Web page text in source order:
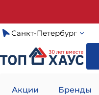
Санкт-Петербург
Акции Бренды